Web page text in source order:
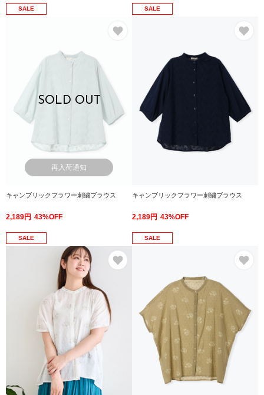
SALE
SOLD OUT
再入荷通知
キャンブリックフラワー刺繍ブラウス
2,189円 43%OFF
SALE
キャンブリックフラワー刺繍ブラウス
2,189円 43%OFF
SALE SALE